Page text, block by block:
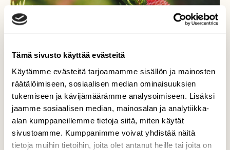
Tämä sivusto käyttää evästeitä
Käytämme evästeitä tarjoamamme sisällön ja mainosten
räätälöimiseen, sosiaalisen median ominaisuuksien
tukemiseen ja kävijämäärämme analysoimiseen. Lisäksi
jaamme sosiaalisen median, mainosalan ja analytiikka-
alan kumppaneillemme tietoja siitä, miten käytät
sivustoamme. Kumppanimme voivat yhdistää näitä
tietoja muihin tietoihin, joita olet antanut heille tai joita on
Kuusipuu-
kuusi on käynyt kukkimaan.
Valokuvaaja: Arja Valtonen, Holma Lahti 19.5.2025